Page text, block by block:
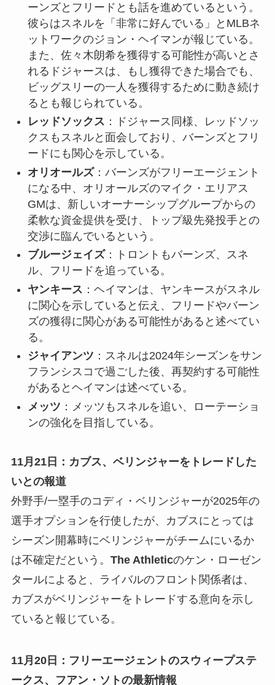
ーンズとフリードとも話を進めているという。
彼らはスネルを「非常に好んでいる」とMLBネ
ットワークのジョン・ヘイマンが報じている。
また、佐々木朗希を獲得する可能性が高いとさ
れるドジャースは、もし獲得できた場合でも、
ビッグスリーの一人を獲得するために動き続け
るとも報じられている。
レッドソックス ：ドジャース同様、レッドソッ
クスもスネルと面会しており、バーンズとフリ
ードにも関心を示している。
オリオールズ：バーンズがフリーエージェント
になる中、オリオールズのマイク・エリアス
GMは、新しいオーナーシップグループからの
柔軟な資金提供を受け、トップ級先発投手との
交渉に臨んでいるという。
ブルージェイズ：トロントもバーンズ、スネ
ル、フリードを追っている。
ヤンキース ：ヘイマンは、ヤンキースがスネル
に関心を示していると伝え、フリードやバーン
ズの獲得に関心がある可能性があると述べてい
る。
ジャイアンツ ：スネルは2024年シーズンをサン
フランシスコで過ごした後、再契約する可能性
があるとヘイマンは述べている。
メッツ ：メッツもスネルを追い、ローテーショ
ンの強化を目指している。
11月21日：カブス、ベリンジャーをトレードした
いとの報道
外野手/一塁手のコディ・ベリンジャーが2025年の
選手オプションを行使したが、カブスにとっては
シーズン開幕時にベリンジャーがチームにいるか
は不確定だという。 The Athleticのケン・ローゼン
タールによると、ライバルのフロント関係者は、
カブスがベリンジャーをトレードする意向を示し
ていると報じている。
11月20日：フリーエージェントのスウィープステ
ークス、フアン・ソトの最新情報